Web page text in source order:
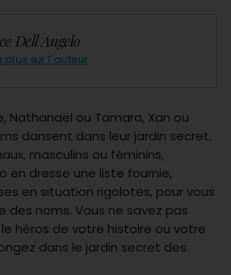
Dell Angelo
plus sur l'auteur
Nathanaël ou Tamara, Xan ou
dansent dans leur jardin secret.
masculins ou féminins,
en dresse une liste fournie,
en situation rigolotes, pour vous
des noms. Vous ne savez pas
héros de votre histoire ou votre
dans le jardin secret des